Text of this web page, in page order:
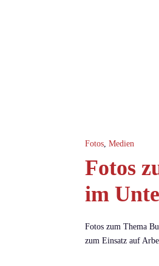
Fotos ,Medien
Fotos
im
Fotos zum Thema
zum Einsatz auf